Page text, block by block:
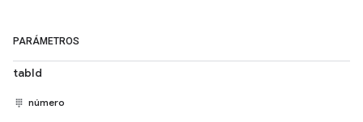
PARÁMETROS
tabId
número